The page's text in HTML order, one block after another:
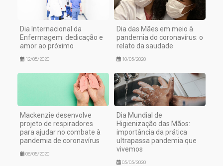
Dia Internacional da
Enfermagem: dedicação e
amor ao próximo
12/05/2020
Dia das Mães em meio à
pandemia do coronavírus: o
relato da saudade
10/05/2020
Mackenzie desenvolve
projeto de respiradores
para ajudar no combate à
pandemia de coronavírus
08/05/2020
Dia Mundial de
Higienização das Mãos:
importância da prática
ultrapassa pandemia que
vivemos
05/05/2020